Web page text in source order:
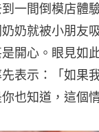
一間倒模店體
奶就被小朋友
開心。眼見如
表示：「如果
也知道，這個